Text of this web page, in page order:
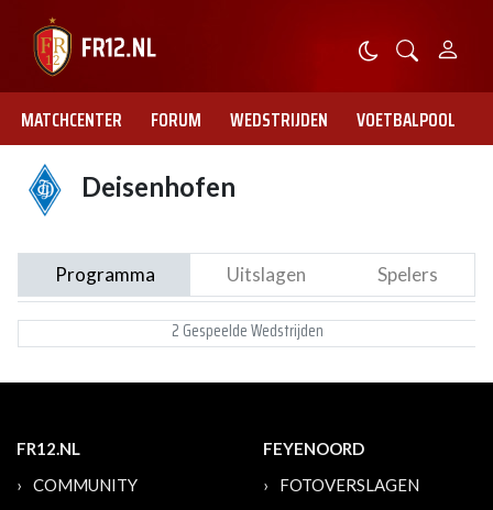
MATCHCENTER FORUM WEDSTRIJDEN VOETBALPOOL
Deisenhofen
Programma Uitslagen Spelers
2 Gespeelde Wedstrijden
FR12.NL
COMMUNITY
FEYENOORD
FOTOVERSLAGEN